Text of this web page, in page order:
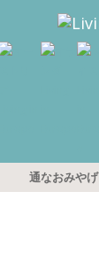
通なおみやげ